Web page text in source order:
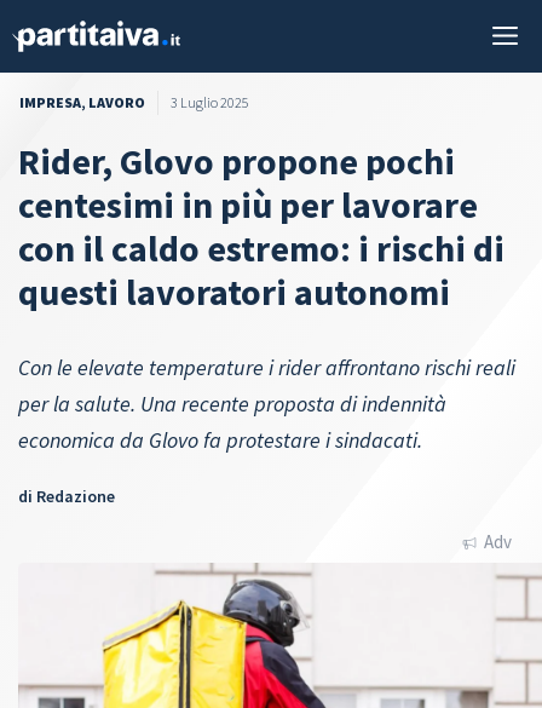
IMPRESA, LAVORO 3 Luglio 2025
Rider, Glovo propone pochi
centesimi in più per lavorare
con il caldo estremo: i rischi di
questi lavoratori autonomi
Con le elevate temperature i rider affrontano rischi reali
per la salute. Una recente proposta di indennità
economica da Glovo fa protestare i sindacati.
di Redazione
Adv